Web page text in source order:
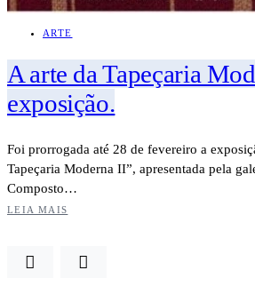
ARTE
A arte da Tapeçaria
exposição.
Foi prorrogada até 28 de fevereiro a
Tapeçaria Moderna II”, apresentada pela
Composto…
LEIA MAIS